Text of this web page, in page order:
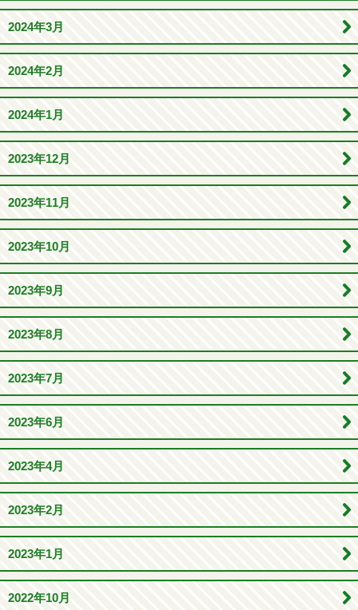
2024年3月
2024年2月
2024年1月
2023年12月
2023年11月
2023年10月
2023年9月
2023年8月
2023年7月
2023年6月
2023年4月
2023年2月
2023年1月
2022年10月